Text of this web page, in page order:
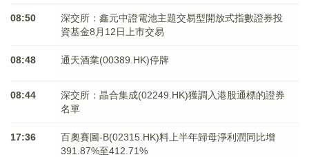
08:50
深交所：鑫元中證電池主題交易型開放式指數證券投
資基金8月12日上市交易
08:48 通天酒業(00389.HK)停牌
08:44
深交所：晶合集成(02249.HK)獲調入港股通標的證券
名單
17:36
百奧賽圖-B(02315.HK)料上半年歸母淨利潤同比增
391.87%至412.71%